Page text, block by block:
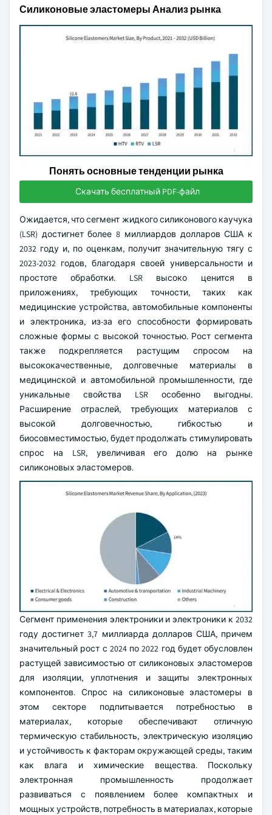
Силиконовые эластомеры Анализ рынка
Понять основные тенденции рынка
Скачать бесплатный PDF-файл
Ожидается, что сегмент жидкого силиконового каучука
(LSR) достигнет более 8 миллиардов долларов США к
2032 году и, по оценкам, получит значительную тягу с
2023-2032 годов, благодаря своей универсальности и
простоте обработки. LSR высоко ценится в
приложениях, требующих точности, таких как
медицинские устройства, автомобильные компоненты
и электроника, из-за его способности формировать
сложные формы с высокой точностью. Рост сегмента
также подкрепляется растущим спросом на
высококачественные, долговечные материалы в
медицинской и автомобильной промышленности, где
уникальные свойства LSR особенно выгодны.
Расширение отраслей, требующих материалов с
высокой долговечностью, гибкостью и
биосовместимостью, будет продолжать стимулировать
спрос на LSR, увеличивая его долю на рынке
силиконовых эластомеров.
Сегмент применения электроники и электроники к 2032
году достигнет 3,7 миллиарда долларов США, причем
значительный рост с 2024 по 2022 год будет обусловлен
растущей зависимостью от силиконовых эластомеров
для изоляции, уплотнения и защиты электронных
компонентов. Спрос на силиконовые эластомеры в
этом секторе подпитывается потребностью в
материалах, которые обеспечивают отличную
термическую стабильность, электрическую изоляцию
и устойчивость к факторам окружающей среды, таким
как влага и химические вещества. Поскольку
электронная промышленность продолжает
развиваться с появлением более компактных и
мощных устройств, потребность в материалах, которые